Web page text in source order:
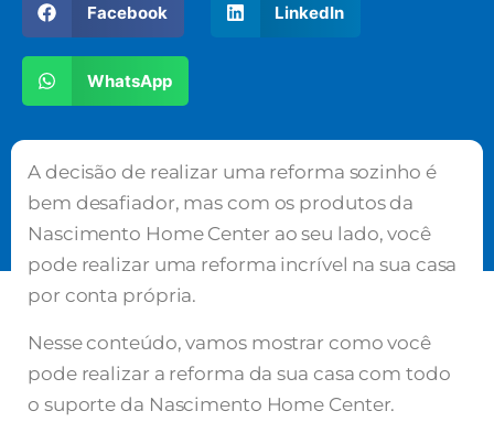
Facebook LinkedIn
WhatsApp
A decisão de realizar uma reforma sozinho é
bem desafiador, mas com os produtos da
Nascimento Home Center ao seu lado, você
pode realizar uma reforma incrível na sua casa
por conta própria.
Nesse conteúdo, vamos mostrar como você
pode realizar a reforma da sua casa com todo
o suporte da Nascimento Home Center.